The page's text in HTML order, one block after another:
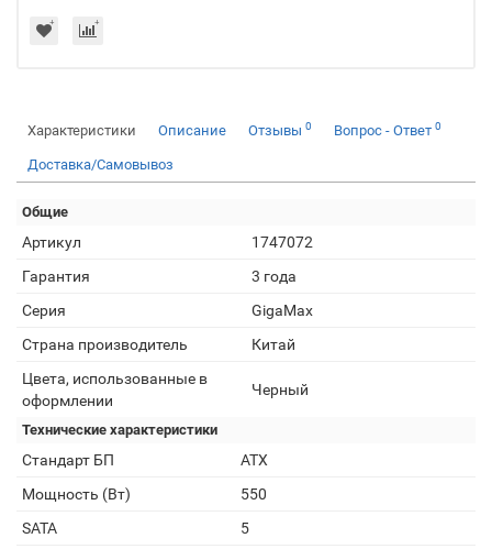
Характеристики Описание Отзывы 0 Вопрос - Ответ 0
Доставка/Самовывоз
Общие
Артикул
1747072
Гарантия
3 года
Серия
GigaMax
Страна производитель
Китай
Цвета, использованные в
оформлении
Черный
Технические характеристики
Стандарт БП
ATX
Мощность (Вт)
550
SATA
5